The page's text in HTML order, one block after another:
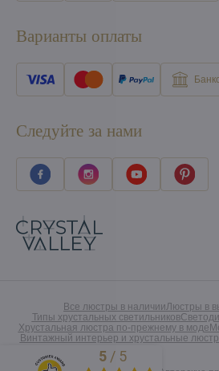
Варианты оплаты
Следуйте за нами
Все люстры в наличииЛюстры в
Типы хрустальных светильников
Хрустальная люстра по-прежнему в моде
Винтажный интерьер и хрустальные
Excellent
5 / 5